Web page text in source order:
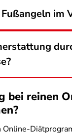
im
bei reinen
Online-